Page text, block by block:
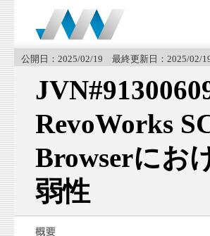
公開日：2025/02/19 最終更新日：2025/02/
RevoWorks
Browserにお
弱性